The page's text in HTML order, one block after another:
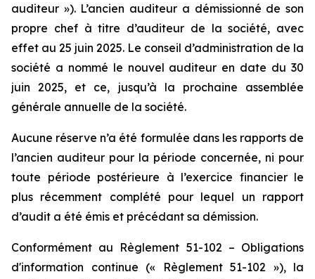
auditeur »). L’ancien auditeur a démissionné de son
propre chef à titre d’auditeur de la société, avec
effet au 25 juin 2025. Le conseil d’administration de la
société a nommé le nouvel auditeur en date du 30
juin 2025, et ce, jusqu’à la prochaine assemblée
générale annuelle de la société.
Aucune réserve n’a été formulée dans les rapports de
l’ancien auditeur pour la période concernée, ni pour
toute période postérieure à l’exercice financier le
plus récemment complété pour lequel un rapport
d’audit a été émis et précédant sa démission.
Conformément au Règlement 51-102 – Obligations
d'information continue (« Règlement 51-102 »), la